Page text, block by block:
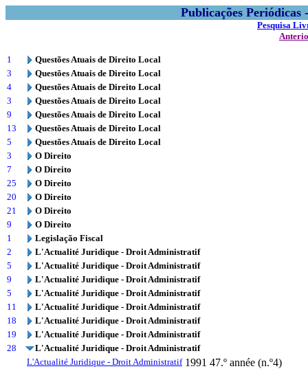
Publicações
Pesquisa
1
Questões Atuais de Direito Local
3
Questões Atuais de Direito Local
4
Questões Atuais de Direito Local
3
Questões Atuais de Direito Local
9
Questões Atuais de Direito Local
13
Questões Atuais de Direito Local
5
Questões Atuais de Direito Local
3
O Direito
7
O Direito
25
O Direito
20
O Direito
21
O Direito
9
O Direito
1
Legislação Fiscal
2
L'Actualité Juridique - Droit Administratif
5
L'Actualité Juridique - Droit Administratif
9
L'Actualité Juridique - Droit Administratif
5
L'Actualité Juridique - Droit Administratif
11
L'Actualité Juridique - Droit Administratif
18
L'Actualité Juridique - Droit Administratif
19
L'Actualité Juridique - Droit Administratif
28
L'Actualité Juridique - Droit Administratif
L'Actualité Juridique - Droit Administratif 1991 47.º année (n.º4)